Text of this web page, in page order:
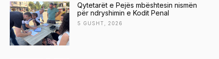
Qytetarët e Pejës mbështesin nismën
për ndryshimin e Kodit Penal
5 GUSHT, 2026